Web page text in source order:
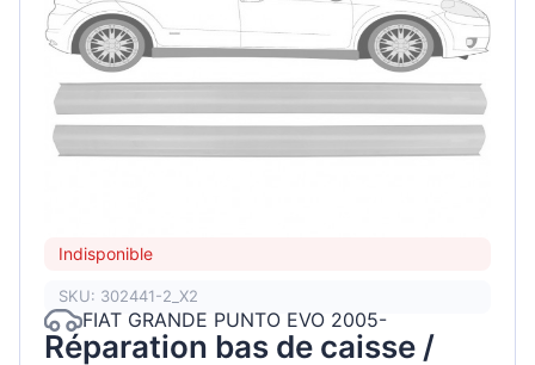
Indisponible
SKU: 302441-2_X2
FIAT GRANDE PUNTO EVO 2005-
Réparation bas de caisse /